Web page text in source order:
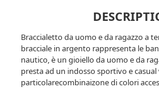
Braccialetto da uomo e da ragazzo a
bracciale in argento rappresenta le
nautico, è un gioiello da uomo e da
presta ad un indosso sportivo e casual
particolarecombinaizone di colori